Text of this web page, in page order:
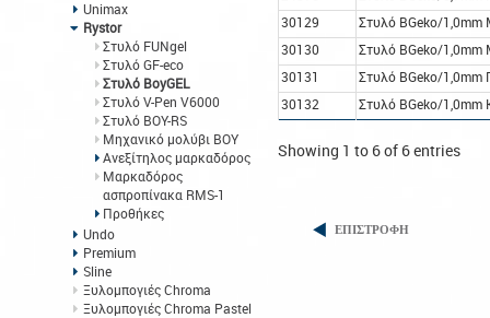
Unimax
Rystor
Στυλό FUNgel
Στυλό GF-eco
Στυλό BoyGEL
Στυλό V-Pen V6000
Στυλό BOY-RS
Μηχανικό μολύβι BOY
Ανεξίτηλος μαρκαδόρος
Μαρκαδόρος
ασπροπίνακα RMS-1
Προθήκες
Undo
Premium
Sline
Ξυλομπογιές Chroma
Ξυλομπογιές Chroma Pastel
30129
Στυλό BGeko/1,0mm
30130
Στυλό BGeko/1,0mm
30131
Στυλό BGeko/1,0mm
30132
Στυλό BGeko/1,0mm
Showing 1 to 6 of 6 entries
ΕΠΙΣΤΡΟΦΗ